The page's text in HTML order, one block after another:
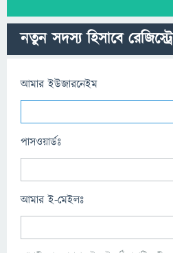
নতুন সদস্য হিসাবে
আমার ইউজারনেইম
পাসওয়ার্ডঃ
আমার ই-মেইলঃ